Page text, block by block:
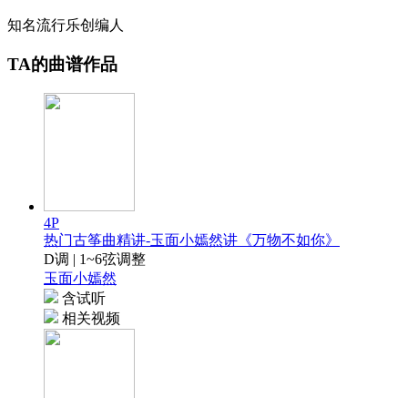
知名流行乐创编人
TA的曲谱作品
4P
热门古筝曲精讲-玉面小嫣然讲《万物不如你》
D调 | 1~6弦调整
玉面小嫣然
含试听
相关视频